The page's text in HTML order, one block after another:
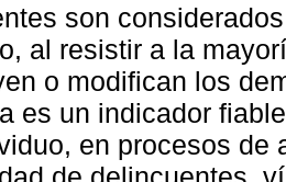
son
al resistir a la
o modifican los
es un indicador
en procesos de